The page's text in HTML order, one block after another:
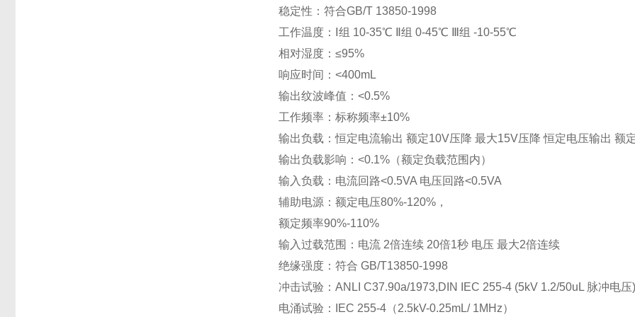
稳定性：符合GB/T 13850-1998
工作温度：
Ⅰ组 10-35℃ Ⅱ组0-45℃ Ⅲ组-10-55℃
相对湿度：≤95%
响应时间：<400mL
输出纹波峰值：<0.5%
工作频率：标称频率±10%
输出负载：恒定电流输出 额定10V压降 最大15V压降 恒定电压输出 额
输出负载影响：<0.1% （额定负载范围内）
输入负载：电流回路<0.5VA 电压回路<0.5VA
辅助电源：额定电压80%-120% ，
额定频率90%-110%
输入过载范围：电流 2倍连续 20倍1秒 电压 最大2倍连续
绝缘强度：符合 GB/T13850-1998
冲击试验：ANLI C37.90a/1973,DIN IEC 255-4 (5kV 1.2/50uL 脉冲电压)
电涌试验：
IEC 255-4 （2.5kV-0.25mL/ 1MHz）